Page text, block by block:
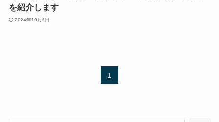
を紹介します
2024年10月6日
1